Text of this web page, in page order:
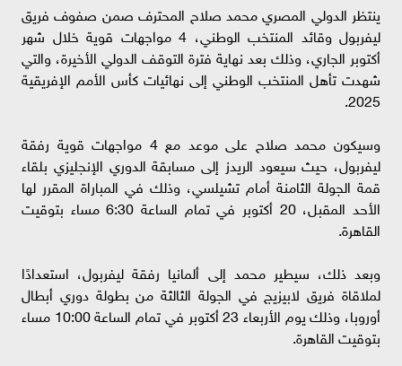
ينتظر الدولي المصري محمد صلاح المحترف صمن صفوف فريق
ليفربول وقائد المنتخب الوطني، 4 مواجهات قوية خلال شهر
أكتوبر الجاري، وذلك بعد نهاية فترة التوقف الدولي الأخيرة، والتي
شهدت تأهل المنتخب الوطني إلى نهائيات كأس الأمم الإفريقية
2025.
وسيكون محمد صلاح على موعد مع 4 مواجهات قوية رفقة
ليفربول، حيث سيعود الريدز إلى مسابقة الدوري الإنجليزي بلقاء
قمة الجولة الثامنة أمام تشيلسي، وذلك في المباراة المقرر لها
الأحد المقبل، 20 أكتوبر في تمام الساعة 6:30 مساء بتوقيت
القاهرة.
وبعد ذلك، سيطير محمد إلى ألمانيا رفقة ليفربول، استعدادًا
لملاقاة فريق لابيزيج في الجولة الثالثة من بطولة دوري أبطال
أوروبا، وذلك يوم الأربعاء 23 أكتوبر في تمام الساعة 10:00 مساء
بتوقيت القاهرة.